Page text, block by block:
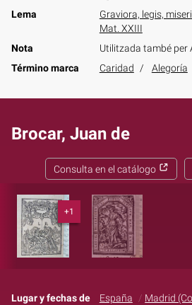
Lema
Graviora, legis,
Mat. XXIII
Nota
Utilitzada també per
Término marca
Caridad Alegoría
Brocar, Juan de
Consulta en el catálogo
+1
Lugar y fechas de
España
Madrid